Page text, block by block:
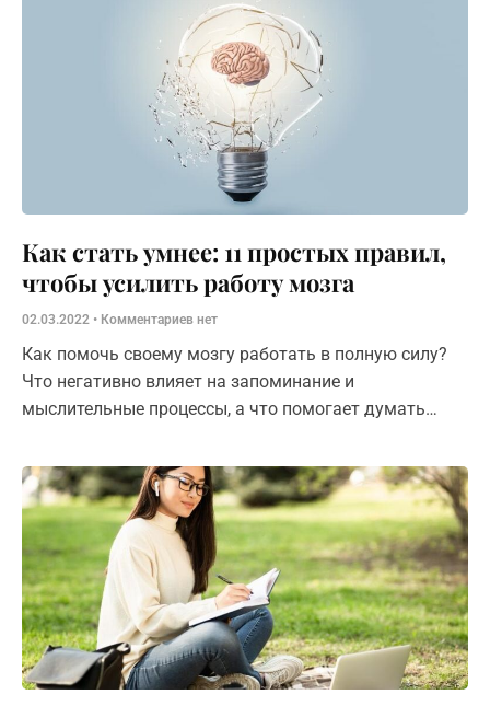
Как стать умнее: 11 простых правил,
чтобы усилить работу мозга
02.03.2022 Комментариев нет
Как помочь своему мозгу работать в полную силу?
Что негативно влияет на запоминание и
мыслительные процессы, а что помогает думать